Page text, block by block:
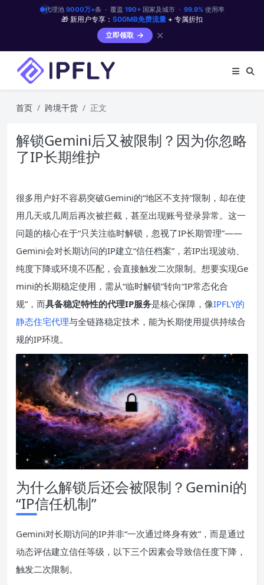
代理池 9000万+条 · 覆盖 190+国家及城市 · 99.9%使用率
🎁 新用户专享： 500MB免费流量 + 专属折扣
立即领取
✕
首页 跨境干货 正文
解锁Gemini后又被限制？因为你忽略
了IP长期维护
很多用户好不容易突破Gemini的“地区不支持”限制，却在使
用几天或几周后再次被拦截，甚至出现账号登录异常。这一
问题的核心在于“只关注临时解锁，忽视了IP长期管理”——
Gemini会对长期访问的IP建立“信任档案”，若IP出现波动、
纯度下降或环境不匹配，会直接触发二次限制。想要实现Ge
mini的长期稳定使用，需从“临时解锁”转向“IP常态化合
规”，而具备稳定特性的代理IP服务是核心保障，像IPFLY的
静态住宅代理与全链路稳定技术，能为长期使用提供持续合
规的IP环境。
为什么解锁后还会被限制？Gemini的
“IP信任机制”
Gemini对长期访问的IP并非“一次通过终身有效”，而是通过
动态评估建立信任等级，以下三个因素会导致信任度下降，
触发二次限制。